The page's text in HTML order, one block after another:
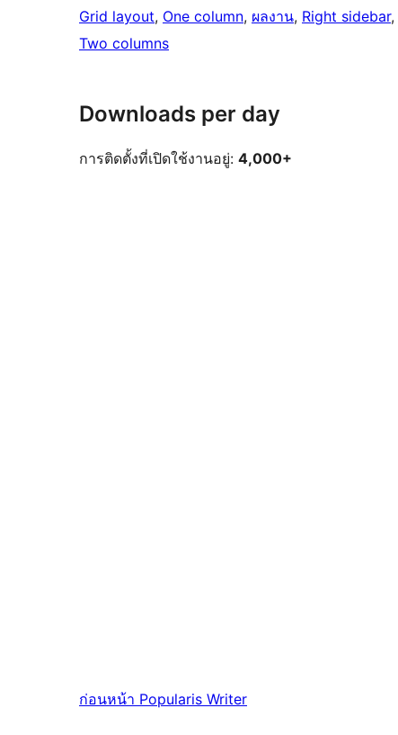
Grid layout, One column, ผลงาน, Right sidebar,
Two columns
Downloads per day
การติดตั้งที่เปิดใช้งานอยู่: 4,000+
ก่อนหน้า Popularis Writer